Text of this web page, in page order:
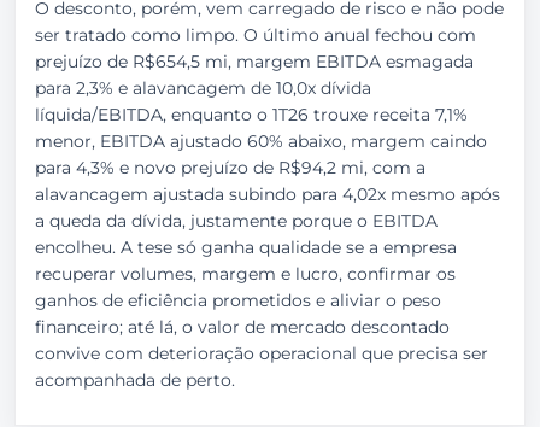
O desconto, porém, vem carregado de risco e não pode
ser tratado como limpo. O último anual fechou com
prejuízo de R$654,5 mi, margem EBITDA esmagada
para 2,3% e alavancagem de 10,0x dívida
líquida/EBITDA, enquanto o 1T26 trouxe receita 7,1%
menor, EBITDA ajustado 60% abaixo, margem caindo
para 4,3% e novo prejuízo de R$94,2 mi, com a
alavancagem ajustada subindo para 4,02x mesmo após
a queda da dívida, justamente porque o EBITDA
encolheu. A tese só ganha qualidade se a empresa
recuperar volumes, margem e lucro, confirmar os
ganhos de eficiência prometidos e aliviar o peso
financeiro; até lá, o valor de mercado descontado
convive com deterioração operacional que precisa ser
acompanhada de perto.